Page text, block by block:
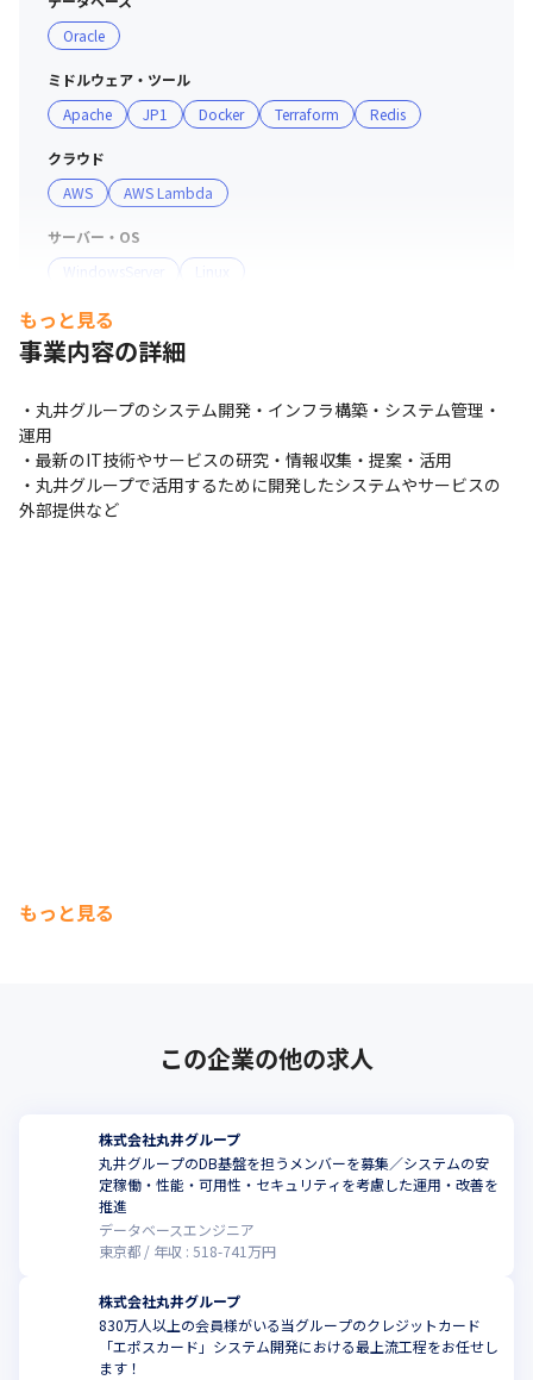
Oracle
ミドルウェア・ツール
Apache
JP1 Docker Terraform Redis
クラウド
AWS
AWS Lambda
サーバー・OS
WindowsServer
Linux
プロジェクト管理
Git
Windows
もっと見る
事業内容の詳細
・丸井グループのシステム開発・インフラ構築・システム管理・
運用
・最新のIT技術やサービスの研究・情報収集・提案・活用
・丸井グループで活用するために開発したシステムやサービスの
外部提供など
もっと見る
この企業の他の求人
株式会社丸井グループ
丸井グループのDB基盤を担うメンバーを募集／システムの安
定稼働・性能・可用性・セキュリティを考慮した運用・改善を
推進
データベースエンジニア
東京都
年収 : 518-741 万円
株式会社丸井グループ
830万人以上の会員様がいる当グループのクレジットカード
「エポスカード」システム開発における最上流工程をお任せし
ます！